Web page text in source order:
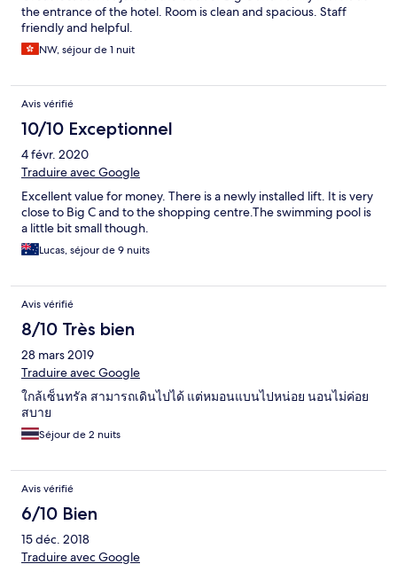
the entrance of the hotel. Room is clean and spacious. Staff
friendly and helpful.
NW, séjour de 1 nuit
Avis vérifié
10/10 Exceptionnel
4 févr. 2020
Traduire avec Google
Excellent value for money. There is a newly installed lift. It is very
close to Big C and to the shopping centre.The swimming pool is
a little bit small though.
Lucas, séjour de 9 nuits
Avis vérifié
8/10 Très bien
28 mars 2019
Traduire avec Google
ใกล้เซ็นทรัล สามารถเดินไปได้ แต่หมอนแบนไปหน่อย นอนไม่ค่อย
สบาย
Séjour de 2 nuits
Avis vérifié
6/10 Bien
15 déc. 2018
Traduire avec Google